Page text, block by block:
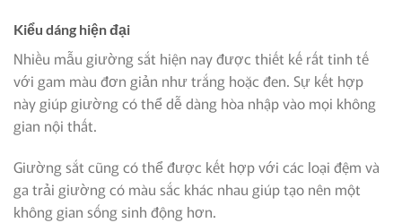
Kiểu dáng hiện đại
Nhiều mẫu giường sắt hiện nay được thiết kế rất tinh tế
với gam màu đơn giản như trắng hoặc đen. Sự kết hợp
này giúp giường có thể dễ dàng hòa nhập vào mọi không
gian nội thất.
Giường sắt cũng có thể được kết hợp với các loại đệm và
ga trải giường có màu sắc khác nhau giúp tạo nên một
không gian sống sinh động hơn.